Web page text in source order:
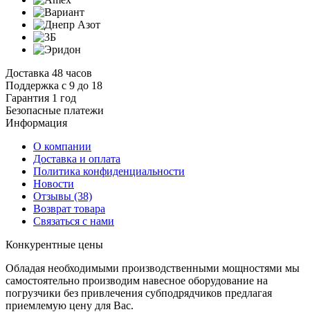
Доставка 48 часов
Поддержка с 9 до 18
Гарантия 1 год
Безопасные платежи
Информация
О компании
Доставка и оплата
Политика конфиденциальности
Новости
Отзывы (38)
Возврат товара
Связаться с нами
Конкурентные цены
Обладая необходимыми производственными мощностями мы
самостоятельно производим навесное оборудование на
погрузчики без привлечения субподрядчиков предлагая
приемлемую цену для Вас.